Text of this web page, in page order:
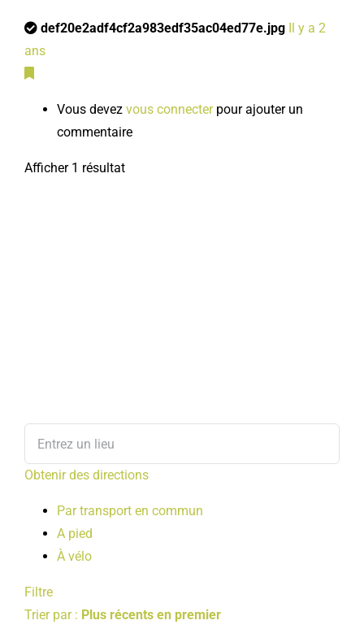
def20e2adf4cf2a983edf35ac04ed77e.jpg Il y a 2
ans
Vous devez vous connecterpour ajouter un
commentaire
Afficher 1 résultat
Obtenir des directions
Par transport en commun
A pied
À vélo
Filtre
Trier par : Plus récents en premier